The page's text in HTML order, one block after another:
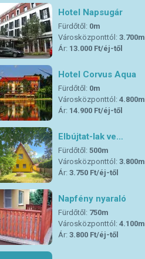
Hotel Napsugár
Fürdőtől: 0m
Városközponttól: 3.700m
Ár: 13.000 Ft/éj-től
Hotel Corvus Aqua
Fürdőtől: 0m
Városközponttól: 4.800m
Ár: 14.900 Ft/éj-től
Elbújtat-lak ve…
Fürdőtől: 500m
Városközponttól: 3.800m
Ár: 3.750 Ft/éj-től
Napfény nyaraló
Fürdőtől: 750m
Városközponttól: 4.100m
Ár: 3.800 Ft/éj-től